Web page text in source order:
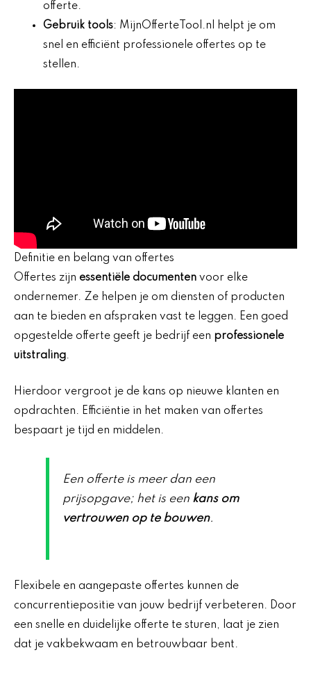
offerte.
Gebruik tools: MijnOfferteTool.nl helpt je om
snel en efficiënt professionele offertes op te
stellen.
Definitie en belang van offertes
Offertes zijn essentiële documenten voor elke
ondernemer. Ze helpen je om diensten of producten
aan te bieden en afspraken vast te leggen. Een goed
opgestelde offerte geeft je bedrijf een professionele
uitstraling.
Hierdoor vergroot je de kans op nieuwe klanten en
opdrachten. Efficiëntie in het maken van offertes
bespaart je tijd en middelen.
Een offerte is meer dan een
prijsopgave; het is een kans om
vertrouwen op te bouwen.
Flexibele en aangepaste offertes kunnen de
concurrentiepositie van jouw bedrijf verbeteren. Door
een snelle en duidelijke offerte te sturen, laat je zien
dat je vakbekwaam en betrouwbaar bent.